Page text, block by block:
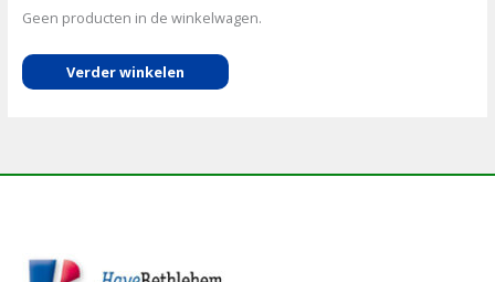
Geen producten in de winkelwagen.
Verder winkelen